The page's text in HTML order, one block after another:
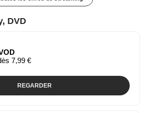
DVD
7,99 €
REGARDER